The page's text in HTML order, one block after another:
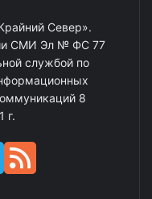
Север».
СМИ Эл № ФС 77
службой по
8
г.